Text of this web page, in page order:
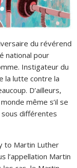
du révérend
national pour
Instigateur du
la lutte contre la
D’ailleurs,
même s’il se
différentes
to Martin Luther
l’appellation Martin